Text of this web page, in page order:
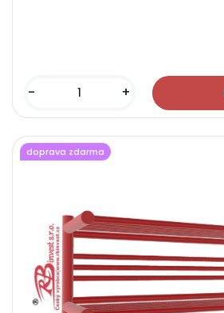
- +
doprava zdarma